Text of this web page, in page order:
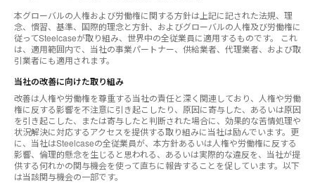
本グローバルの人権および労働権に関する方針は上記に記された法規、理
念、慣習、基準、国際的理念と方針、およびグローバルの人権及び労働権に
従ってSteelcaseが取り組み、世界中の全従業員に適用するものです。 これ
は、適用範囲内で、当社の事業パートナー、供給業者、代理業者、および取
引業者にも適用されます。
当社の改善に向けた取り組み
改善は人権や労働権を尊重する当社の責任と深く関連しており、人権や労働
権に反する影響を不注意に引き起こしたり、原因に寄与した、あるいは原因
を引き起こした、または寄与したと判断された場合に、効果的な苦情処理や
状況解決に対応するアクセスを提供する取り組みに当社は励んでいます。更
に、当社はSteelcaseの全従業員が、本方針あるいは人権や労働権に反する
影響、倫理的懸念を生じると思われる、あるいは実際的な違反を、当社が提
供する何れかの関与機会を使って直ちに報告することを促しています。以下
は当該関与機会の一部です。